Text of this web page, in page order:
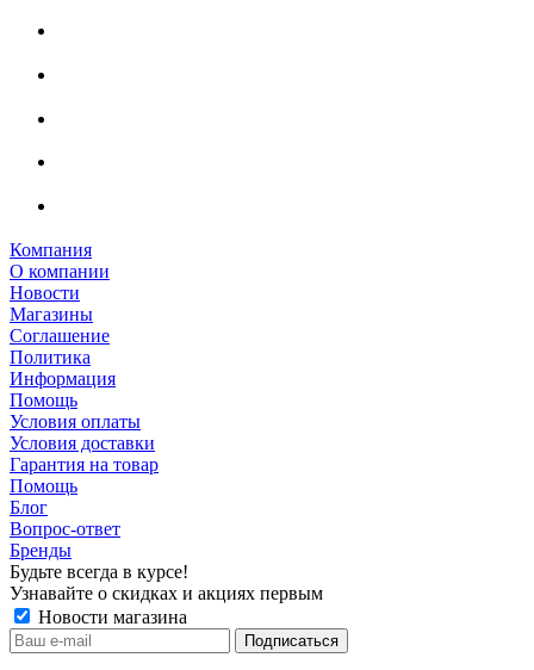
Компания
О компании
Новости
Магазины
Соглашение
Политика
Информация
Помощь
Условия оплаты
Условия доставки
Гарантия на товар
Помощь
Блог
Вопрос-ответ
Бренды
Будьте всегда в курсе!
Узнавайте о скидках и акциях первым
Новости магазина